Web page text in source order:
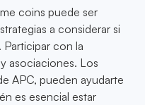
coins puede ser
a considerar si
Participar con la
asociaciones. Los
APC, pueden ayudarte
es esencial estar